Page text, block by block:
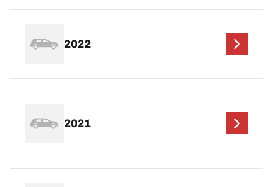
2022
2021